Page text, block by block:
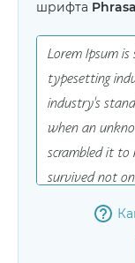
шрифта